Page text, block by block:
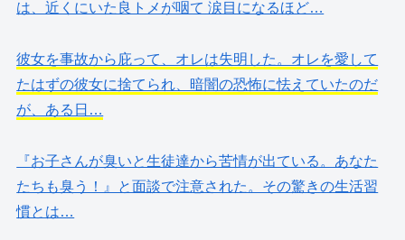
は、近くにいた良トメが咽て 涙目になるほど…
彼女を事故から庇って、オレは失明した。オレを愛して
たはずの彼女に捨てられ、暗闇の恐怖に怯えていたのだ
が、ある日…
『お子さんが臭いと生徒達から苦情が出ている。あなた
たちも臭う！』と面談で注意された。その驚きの生活習
慣とは…